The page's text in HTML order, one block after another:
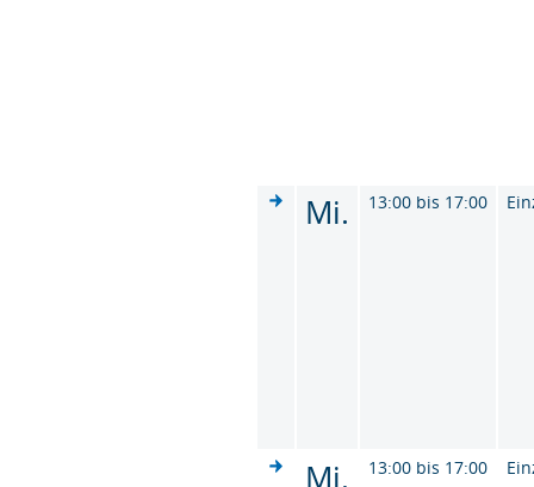
Mi. 13:00 bis 17:00
Mi. 13:00 bis 17:00